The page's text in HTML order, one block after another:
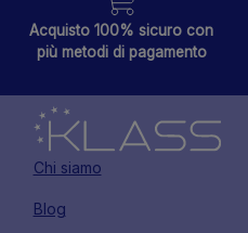
Acquisto 100% sicuro con
più metodi di pagamento
Chi siamo
Blog